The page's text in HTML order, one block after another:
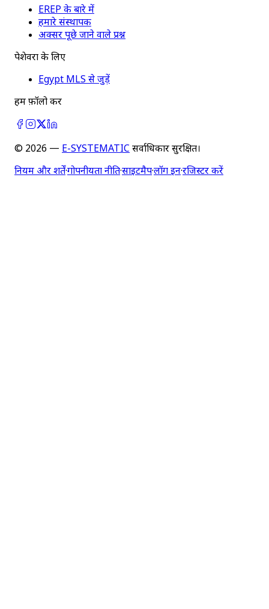
EREP के बारे में
हमारे संस्थापक
अक्सर पूछे जाने वाले प्रश्न
पेशेवरों के लिए
Egypt MLS से जुड़ें
हमें फ़ॉलो करें
© 2026 — E-SYSTEMATICसर्वाधिकार सुरक्षित।
नियम और शर्तें·गोपनीयता नीति·साइटमैप·लॉग इन·रजिस्टर करें